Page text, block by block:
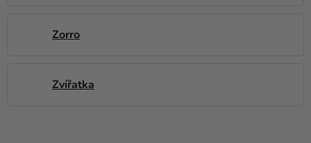
Zorro
Zvířatka